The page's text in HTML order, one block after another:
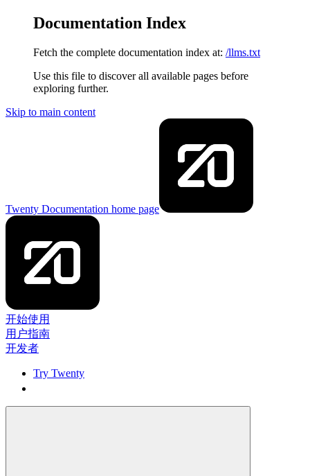
Documentation Index
Fetch the complete documentation index at: /llms.txt
Use this file to discover all available pages before
exploring further.
Skip to main content
Twenty Documentation home page
开始使用
用户指南
开发者
Try Twenty